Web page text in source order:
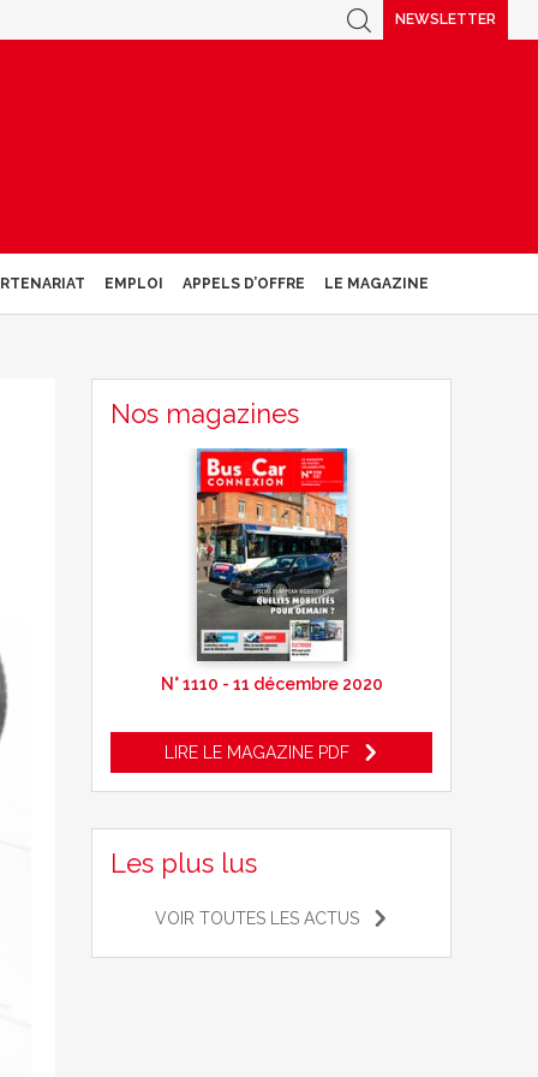
NEWSLETTER
EMPLOI APPELS D’OFFRE LE MAGAZINE
Nos magazines
N° 1110 - 11 décembre 2020
LIRE LE MAGAZINE PDF
Les plus lus
VOIR TOUTES LES ACTUS